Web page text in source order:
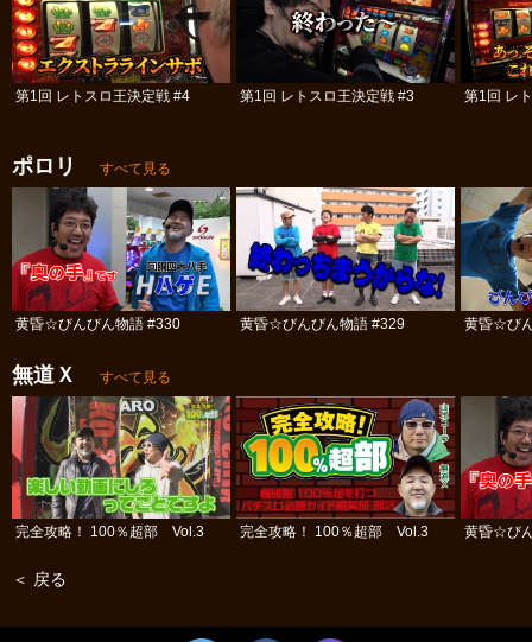
第1回 レトスロ王決定戦 #4 第1回 レトスロ王決定戦 #3 第1回 レ
ポロリ すべて見る
黄昏☆びんびん物語 #330 黄昏☆びんびん物語 #329 黄昏☆び
無道Ｘ すべて見る
完全攻略！ 100％超部 Vol.3 完全攻略！ 100％超部 Vol.3 黄昏☆び
＜ 戻る